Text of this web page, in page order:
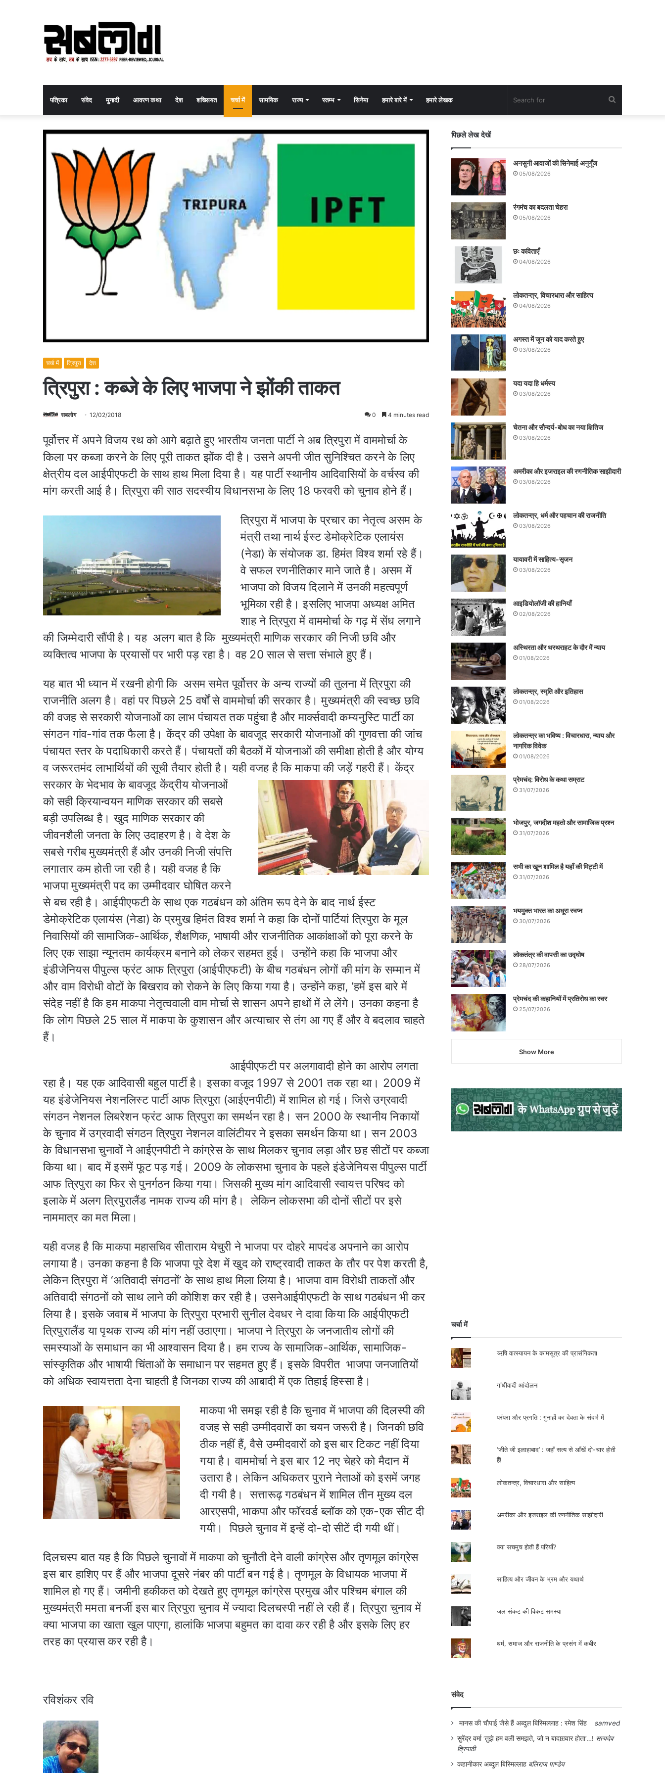
पत्रिका संवेद मुनादी आवरण कथा देश शख्सियत चर्चा में सामयिक राज्य स्तम्भ सिनेमा हमारे बारे में हमारे लेखक
चर्चा में त्रिपुरा देश
त्रिपुरा : कब्जे के लिए भाजपा ने झोंकी ताकत
सबलोग 12/02/2018 0 4 minutes read
पूर्वोत्तर में अपने विजय रथ को आगे बढ़ाते हुए भारतीय जनता पार्टी ने अब त्रिपुरा में वाममोर्चा के
किला पर कब्जा करने के लिए पूरी ताकत झोंक दी है। उसने अपनी जीत सुनिश्‍चित करने के लिए
क्षेत्रीय दल आईपीएफटी के साथ हाथ मिला दिया है। यह पार्टी स्थानीय आदिवासियों के वर्चस्व की
मांग करती आई है। त्रिपुरा की साठ सदस्यीय विधानसभा के लिए 18 फरवरी को चुनाव होने हैं।
त्रिपुरा में भाजपा के प्रचार का नेतृत्व असम के
मंत्री तथा नार्थ ईस्ट डेमोक्रेटिक एलायंस
(नेडा) के संयोजक डा. हिमंत विश्‍व शर्मा रहे हैं।
वे सफल रणनीतिकार माने जाते है। असम में
भाजपा को विजय दिलाने में उनकी महत्वपूर्ण
भूमिका रही है। इसलिए भाजपा अध्यक्ष अमित
शाह ने त्रिपुरा में वाममोर्चा के गढ़ में सेंध लगाने
की जिम्मेदारी सौंपी है। यह अलग बात है कि मुख्यमंत्री माणिक सरकार की निजी छवि और
व्यक्तित्व भाजपा के प्रयासों पर भारी पड़ रहा है। वह 20 साल से सत्ता संभाले हुए हैं।
यह बात भी ध्यान में रखनी होगी कि असम समेत पूर्वोत्तर के अन्य राज्यों की तुलना में त्रिपुरा की
राजनीति अलग है। वहां पर पिछले 25 वर्षों से वाममोर्चा की सरकार है। मुख्यमंत्री की स्वच्छ छवि
की वजह से सरकारी योजनाओं का लाभ पंचायत तक पहुंचा है और मार्क्सवादी कम्यनुस्टि पार्टी का
संगठन गांव-गांव तक फैला है। केंद्र की उपेक्षा के बावजूद सरकारी योजनाओं की गुणवत्ता की जांच
पंचायत स्तर के पदाधिकारी करते हैं। पंचायतों की बैठकों में योजनाओं की समीक्षा होती है और योग्य
व जरूरतमंद लाभार्थियों की सूची तैयार होती है। यही वजह है कि माकपा की जड़ें गहरी हैं।केंद्र
सरकार के भेदभाव के बावजूद केंद्रीय योजनाओं
को सही क्रियान्वयन माणिक सरकार की सबसे
बड़ी उपलिब्ध है। खुद माणिक सरकार की
जीवनशैली जनता के लिए उदाहरण है। वे देश के
सबसे गरीब मुख्यमंत्री हैं और उनकी निजी संपत्ति
लगातार कम होती जा रही है। यही वजह है कि
भाजपा मुख्यमंत्री पद का उम्मीदवार घोषित करने
से बच रही है। आईपीएफटी के साथ एक गठबंधन को अंतिम रूप देने के बाद नार्थ ईस्ट
डेमोक्रेटिक एलायंस (नेडा) के प्रमुख हिमंत विश्‍व शर्मा ने कहा कि दोनों पार्टियां त्रिपुरा के मूल
निवासियों की सामाजिक-आर्थिक, शैक्षणिक, भाषायी और राजनीतिक आकांक्षाओं को पूरा करने के
लिए एक साझा न्यूनतम कार्यक्रम बनाने को लेकर सहमत हुई। उन्होंने कहा कि भाजपा और
इंडीजेनियस पीपुल्स फ्रंट आफ त्रिपुरा (आईपीएफटी) के बीच गठबंधन लोगों की मांग के सम्मान में
और वाम विरोधी वोटों के बिखराव को रोकने के लिए किया गया है। उन्होंने कहा, ‘हमें इस बारे में
संदेह नहीं है कि हम माकपा नेतृत्ववाली वाम मोर्चा से शासन अपने हाथों में ले लेंगे। उनका कहना है
कि लोग पिछले 25 साल में माकपा के कुशासन और अत्याचार से तंग आ गए हैं और वे बदलाव चाहते
हैं।
आईपीएफटी पर अलगावादी होने का आरोप लगता
रहा है। यह एक आदिवासी बहुल पार्टी है। इसका वजूद 1997 से 2001 तक रहा था। 2009 में
यह इंडेजेनियस नेशनलिस्ट पार्टी आफ त्रिपुरा (आईएनपीटी) में शामिल हो गई। जिसे उग्रवादी
संगठन नेशनल लिबरेशन फ्रंट आफ त्रिपुरा का समर्थन रहा है। सन 2000 के स्थानीय निकायों
के चुनाव में उग्रवादी संगठन त्रिपुरा नेशनल वालिंटीयर ने इसका समर्थन किया था। सन 2003
के विधानसभा चुनावों ने आईएनपीटी ने कांग्रेस के साथ मिलकर चुनाव लड़ा और छह सीटों पर कब्जा
किया था। बाद में इसमें फूट पड़ गई। 2009 के लोकसभा चुनाव के पहले इंडेजेनियस पीपुल्स पार्टी
आफ त्रिपुरा का फिर से पुनर्गठन किया गया। जिसकी मुख्य मांग आदिवासी स्वायत्त परिषद को
इलाके में अलग त्रिपुरालैंड नामक राज्य की मांग है। लेकिन लोकसभा की दोनों सीटों पर इसे
नाममात्र का मत मिला।
यही वजह है कि माकपा महासचिव सीताराम येचुरी ने भाजपा पर दोहरे मापदंड अपनाने का आरोप
लगाया है। उनका कहना है कि भाजपा पूरे देश में खुद को राष्ट्रवादी ताकत के तौर पर पेश करती है,
लेकिन त्रिपुरा में ‘अतिवादी संगठनों’ के साथ हाथ मिला लिया है। भाजपा वाम विरोधी ताकतों और
अतिवादी संगठनों को साथ लाने की कोशिश कर रही है। उसनेआईपीएफटी के साथ गठबंधन भी कर
लिया है। इसके जवाब में भाजपा के त्रिपुरा प्रभारी सुनील देवधर ने दावा किया कि आईपीएफटी
त्रिपुरालैंड या पृथक राज्य की मांग नहीं उठाएगा। भाजपा ने त्रिपुरा के जनजातीय लोगों की
समस्याओं के समाधान का भी आश्‍वासन दिया है। हम राज्य के सामाजिक-आर्थिक, सामाजिक-
सांस्कृतिक और भाषायी चिंताओं के समाधान पर सहमत हुए हैं। इसके विपरीत भाजपा जनजातियों
को अधिक स्वायत्तता देना चाहती है जिनका राज्य की आबादी में एक तिहाई हिस्सा है।
माकपा भी समझ रही है कि चुनाव में भाजपा की दिलस्पी की
वजह से सही उम्मीदवारों का चयन जरूरी है। जिनकी छवि
ठीक नहीं हैं, वैसे उम्मीदवारों को इस बार टिकट नहीं दिया
गया है। वाममोर्चा ने इस बार 12 नए चेहरे को मैदान में
उतारा है। लेकिन अधिकतर पुराने नेताओं को इसमें जगह
दी गयी है। सत्तारूढ़ गठबंधन में शामिल तीन मुख्य दल
आरएसपी, भाकपा और फॉरवर्ड ब्लॉक को एक-एक सीट दी
गयी। पिछले चुनाव में इन्हें दो-दो सीटें दी गयी थीं।
दिलचस्प बात यह है कि पिछले चुनावों में माकपा को चुनौती देने वाली कांग्रेस और तृणमूल कांग्रेस
इस बार हाशिए पर हैं और भाजपा दूसरे नंबर की पार्टी बन गई है। तृणमूल के विधायक भाजपा में
शामिल हो गए हैं। जमीनी हकीकत को देखते हुए तृणमूल कांग्रेस प्रमुख और पश्‍चिम बंगाल की
मुख्यमंत्री ममता बनर्जी इस बार त्रिपुरा चुनाव में ज्यादा दिलचस्पी नहीं ले रही हैं। त्रिपुरा चुनाव में
क्या भाजपा का खाता खुल पाएगा, हालांकि भाजपा बहुमत का दावा कर रही है और इसके लिए हर
तरह का प्रयास कर रही है।
रविशंकर रवि
पिछले लेख देखें
अनसुनी आवाजों की सिनेमाई अनुगूँज
05/08/2026
रंगमंच का बदलता चेहरा
05/08/2026
छः कविताएँ
04/08/2026
लोकतन्त्र, विचारधारा और साहित्य
04/08/2026
अगस्त में जून को याद करते हुए
03/08/2026
यदा यदा हि धर्मस्य
03/08/2026
चेतना और सौन्दर्य-बोध का नया क्षितिज
03/08/2026
अमरीका और इजराइल की रणनीतिक साझीदारी
03/08/2026
लोकतन्त्र, धर्म और पहचान की राजनीति
03/08/2026
यायावरी में साहित्य-सृजन
03/08/2026
आइडियोलॉजी की हानियाँ
02/08/2026
अस्थिरता और थरथराहट के दौर में न्याय
01/08/2026
लोकतन्त्र, स्मृति और इतिहास
01/08/2026
लोकतन्त्र का भविष्य : विचारधारा, न्याय और
नागरिक विवेक
01/08/2026
प्रेमचंद: विरोध के कथा सम्राट
31/07/2026
भोजपुर, जगदीश महतो और सामाजिक प्रश्न
31/07/2026
सभी का खून शामिल है यहाँ की मिट्टी में
31/07/2026
भयमुक्त भारत का अधूरा स्वप्न
30/07/2026
लोकतंत्र की वापसी का उद्घोष
28/07/2026
प्रेमचंद की कहानियों में प्रतिरोध का स्वर
25/07/2026
Show More
चर्चा में
ऋषि वात्स्यायन के कामसूत्र की प्रासंगिकता
गांधीवादी आंदोलन
परंपरा और प्रगति : गुनाहों का देवता के संदर्भ में
‘जीते जी इलाहाबाद’ : जहाँ सत्य से आँखें दो-चार होती
हैं!
लोकतन्त्र, विचारधारा और साहित्य
अमरीका और इजराइल की रणनीतिक साझीदारी
क्या सचमुच होती हैं परियाँ?
साहित्य और जीवन के भ्रम और यथार्थ
जल संकट की विकट समस्या
धर्म, समाज और राजनीति के प्रसंग में कबीर
संवेद
मानस की चौपाई जैसे हैं अब्दुल बिस्मिल्लाह : रमेश सिंह
samved
सुरेंद्र वर्मा ‘तुझे हम वली समझते, जो न बादाख़्वार होता’…! सत्यदेव
त्रिपाठी
कहानीकार अब्दुल बिस्मिल्लाह बलिराज पाण्डेय